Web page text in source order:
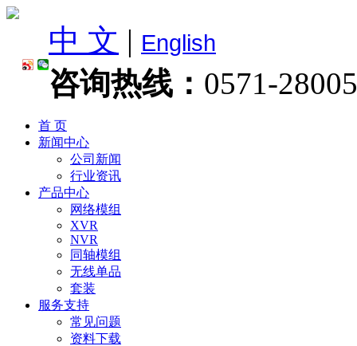
中 文 | English
咨询热线： 0571-
首 页
新闻中心
公司新闻
行业资讯
产品中心
网络模组
XVR
NVR
同轴模组
无线单品
套装
服务支持
常见问题
资料下载